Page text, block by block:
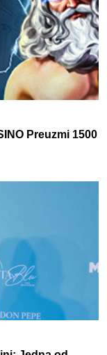
Preuzmi 1500